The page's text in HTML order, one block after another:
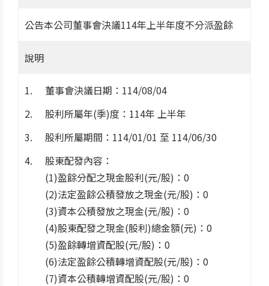
公告本公司董事會決議114年上半年度不分派盈餘
說明
董事會決議日期：114/08/04
股利所屬年(季)度：114年 上半年
股利所屬期間：114/01/01 至 114/06/30
股東配發內容：
(1)盈餘分配之現金股利(元/股)：0
(2)法定盈餘公積發放之現金(元/股)：0
(3)資本公積發放之現金(元/股)：0
(4)股東配發之現金(股利)總金額(元)：0
(5)盈餘轉增資配股(元/股)：0
(6)法定盈餘公積轉增資配股(元/股)：0
(7)資本公積轉增資配股(元/股)：0